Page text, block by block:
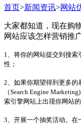
首页>新闻资讯>网站
大家都知道，现在购
网站应该怎样营销推
1、将你的网站提交到搜
性；
2、如果你期望得到更多的
（Search Engine
索引擎网站上出现你网站
3、开展一个抽奖活动。在